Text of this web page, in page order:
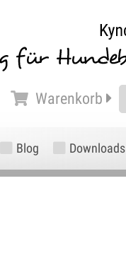
Warenkorb
Blog Downloads